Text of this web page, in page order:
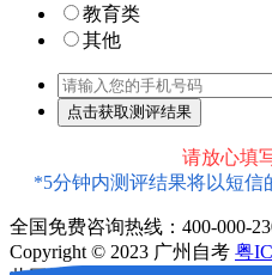
教育类
其他
请放心填
*5分钟内测评结果将以短
全国免费咨询热线：400-000-
Copyright © 2023 广州自考 粤